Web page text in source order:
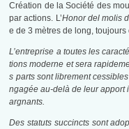
Création de la Société des
par actions. L’Honor del molis
e de 3 mètres de long,
L’entreprise a toutes les
tions moderne et sera
s parts sont librement
ngagée au-delà de leur apport
argnants.
Des statuts succincts sont